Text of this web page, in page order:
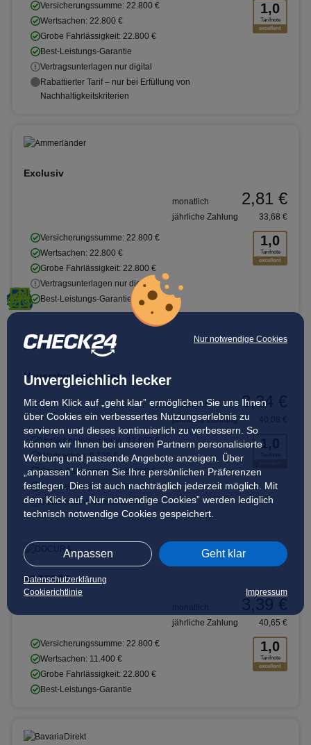
Nur notwendige Cookies
Unvergleichlich lecker
Mit dem Klick auf „geht klar” ermöglichen Sie uns Ihnen
über Cookies ein verbessertes Nutzungserlebnis zu
servieren und dieses kontinuierlich zu verbessern. So
können wir Ihnen bei unseren Partnern personalisierte
Werbung und passende Angebote anzeigen. Über
„anpassen” können Sie Ihre persönlichen Präferenzen
festlegen. Dies ist auch nachträglich jederzeit möglich. Mit
dem Klick auf „Nur notwendige Cookies” werden lediglich
technisch notwendige Cookies gespeichert.
Anpassen Geht klar
Datenschutzerklärung
Cookierichtlinie
Impressum
1,0
Tarifnote
excellent
Versicherungssumme: 22.800 €
Wertsachen: 22.800 €
Grobe Fahrlässigkeit: 22.800 €
Best-Leistungs-Garantie
Vertragsunterlagen nur digital
Rabattierter Tarif – nur bei Erfüllung von
Nachhaltigkeitskriterien
Exclusiv
1,0
Tarifnote
excellent
Versicherungssumme: 22.800 €
Wertsachen: 22.800 €
Grobe Fahrlässigkeit: 22.800 €
Vertragsunterlagen nur digital
Best-Leistungs-Garantie
monatlich 2,81 €
jährliche Zahlung 33,68 €
Hausratversicherung
1,0
Versicherungssumme: 22.800 €
Wertsachen: 9.120 €
Grobe Fahrlässigkeit: 22.800 €
Best-Leistungs-Garantie
5 Jahre ohne Vorschaden
monatlich 3,34 €
jährliche Zahlung
PROTECT +
1,0
Tarifnote
excellent
Versicherungssumme: 22.800 €
Wertsachen: 11.400 €
Grobe Fahrlässigkeit: 22.800 €
Best-Leistungs-Garantie
jährliche Zahlung 40,65 €